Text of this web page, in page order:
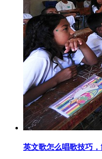
英文歌怎么唱歌技巧